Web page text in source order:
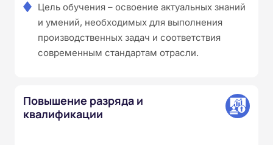
Цель обучения – освоение актуальных знаний
и умений, необходимых для выполнения
производственных задач и соответствия
современным стандартам отрасли.
Повышение разряда и
квалификации